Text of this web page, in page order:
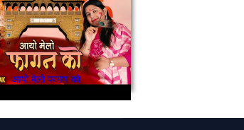
आयो मेलो फागण को